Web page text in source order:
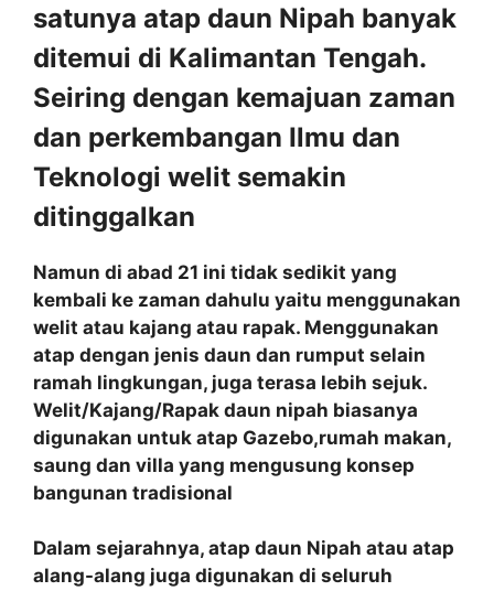
satunya atap daun Nipah banyak
ditemui di Kalimantan Tengah.
Seiring dengan kemajuan zaman
dan perkembangan Ilmu dan
Teknologi welit semakin
ditinggalkan
Namun di abad 21 ini tidak sedikit yang
kembali ke zaman dahulu yaitu menggunakan
welit atau kajang atau rapak. Menggunakan
atap dengan jenis daun dan rumput selain
ramah lingkungan, juga terasa lebih sejuk.
Welit/Kajang/Rapak daun nipah biasanya
digunakan untuk atap Gazebo,rumah makan,
saung dan villa yang mengusung konsep
bangunan tradisional
Dalam sejarahnya, atap daun Nipah atau atap
alang-alang juga digunakan di seluruh